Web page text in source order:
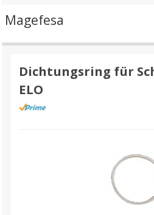
Magefesa
Dichtungsring für
ELO